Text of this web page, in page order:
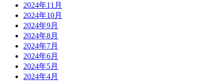
2024年11月
2024年10月
2024年9月
2024年8月
2024年7月
2024年6月
2024年5月
2024年4月